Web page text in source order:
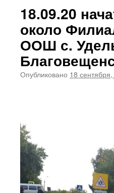
18.09.20
около
ООШ с.
Опубликовано 18